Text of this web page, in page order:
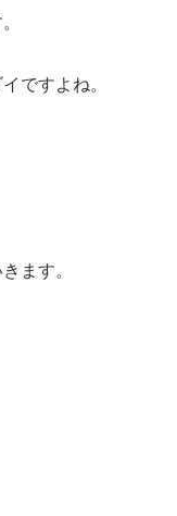
ですよね。
ます。